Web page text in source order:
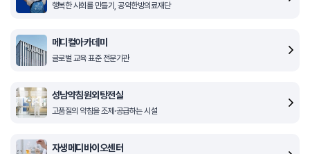
행복한 사회를 만들기, 공익한방의료재단
메디컬아카데미
글로벌 교육 표준 전문기관
성남약침원외탕전실
고품질의 약침을 조제·공급하는 시설
자생메디바이오센터